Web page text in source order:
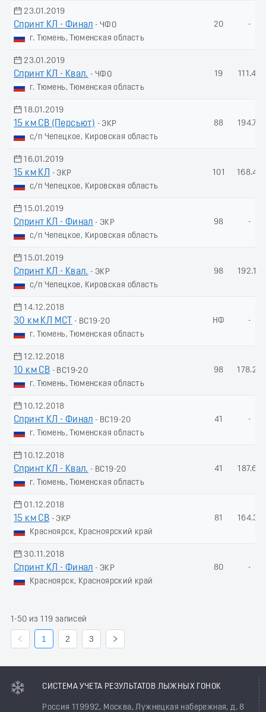
23.01.2019
Спринт КЛ - Финал - ЧФО
г. Тюмень, Тюменская область
20 -
23.01.2019
Спринт КЛ - Квал. - ЧФО
г. Тюмень, Тюменская область
19 111.45
18.01.2019
15 км СВ (Пеpсьют) - ЭКР
с/п Чепецкое, Кировская область
88 194.76
16.01.2019
15 км КЛ
- ЭКР
с/п Чепецкое, Кировская область
101 168.46
15.01.2019
Спринт КЛ - Финал - ЭКР
с/п Чепецкое, Кировская область
98 -
15.01.2019
Спринт КЛ - Квал. - ЭКР
с/п Чепецкое, Кировская область
98 192.13
14.12.2018
30 км КЛ МСТ
- ВС19-20
г. Тюмень, Тюменская область
НФ -
12.12.2018
10 км СВ - ВС19-20
г. Тюмень, Тюменская область
98 178.28
10.12.2018
Спринт КЛ - Финал - ВС19-20
г. Тюмень, Тюменская область
41 -
10.12.2018
Спринт КЛ - Квал. - ВС19-20
г. Тюмень, Тюменская область
41 187.65
01.12.2018
15 км СВ - ЭКР
Красноярск, Красноярский край
81 164.31
30.11.2018
Спринт КЛ - Финал - ЭКР
Красноярск, Красноярский край
80 -
1-50 из 119 записей
1 2 3
СИСТЕМА УЧЕТА РЕЗУЛЬТАТОВ ЛЫЖНЫХ ГОНОК
Россия 119992, Москва, Лужнецкая набережная, д. 8